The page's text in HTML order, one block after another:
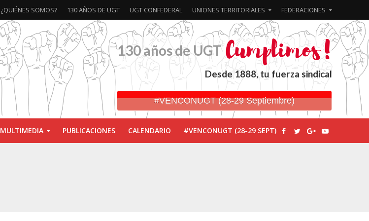
¿QUIÉNES SOMOS? 130 AÑOS DE UGT UGT CONFEDERAL UNIONES TERRITORIALES FEDERACIONES
130 años de UGT
Desde 1888, tu fuerza sindical
#VENCONUGT (28-29 Septiembre)
MULTIMEDIA PUBLICACIONES CALENDARIO #VENCONUGT (28-29 SEPT)